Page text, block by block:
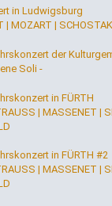
in Ludwigsburg
| MOZART |
der
Soli -
in FÜRTH
| MASSENET |
in FÜRTH #2
| MASSENET |